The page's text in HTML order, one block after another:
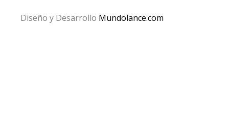
Diseño y Desarrollo Mundolance.com